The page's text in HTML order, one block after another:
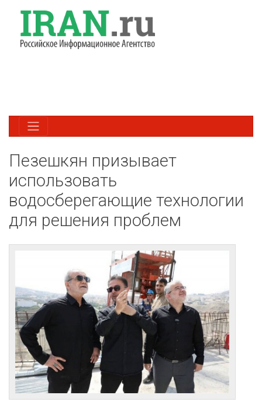
Пезешкян призывает
использовать
водосберегающие технологии
для решения проблем